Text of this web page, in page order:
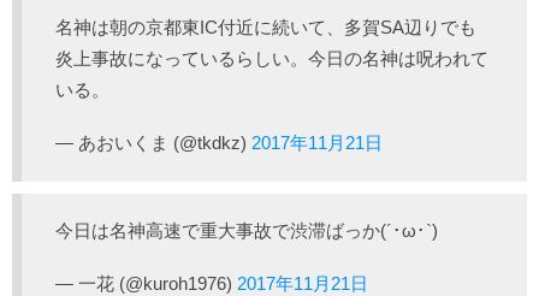
名神は朝の京都東IC付近に続いて、多賀SA辺りでも
炎上事故になっているらしい。今日の名神は呪われて
いる。
— あおいくま (@tkdkz) 2017年11月21日
今日は名神高速で重大事故で渋滞ばっか(´･ω･`)
— 一花 (@kuroh1976) 2017年11月21日